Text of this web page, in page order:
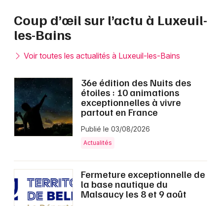
Coup d’œil sur l’actu à Luxeuil-
les-Bains
Voir toutes les actualités à Luxeuil-les-Bains
36e édition des Nuits des
étoiles : 10 animations
exceptionnelles à vivre
partout en France
Publié le 03/08/2026
Actualités
Fermeture exceptionnelle de
la base nautique du
Malsaucy les 8 et 9 août